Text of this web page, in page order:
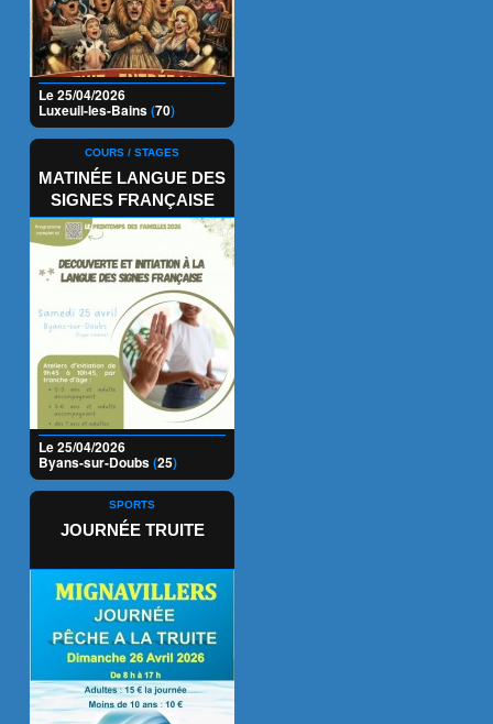
Le 25/04/2026
Luxeuil-les-Bains(70)
COURS / STAGES
MATINÉE LANGUE DES
SIGNES FRANÇAISE
Le 25/04/2026
Byans-sur-Doubs(25)
SPORTS
JOURNÉE TRUITE